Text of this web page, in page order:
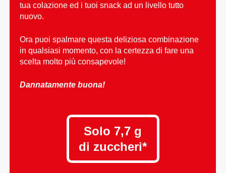
tua colazione ed i tuoi snack ad un livello tutto
nuovo.
Ora puoi spalmare questa deliziosa combinazione
in qualsiasi momento, con la certezza di fare una
scelta molto più consapevole!
Dannatamente buona!
Solo 7,7 g
di zuccheri*